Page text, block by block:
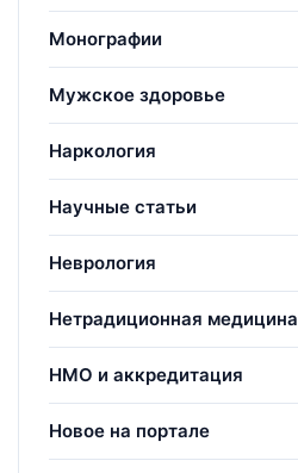
Монографии
Мужское здоровье
Наркология
Научные статьи
Неврология
Нетрадиционная медицина
НМО и аккредитация
Новое на портале